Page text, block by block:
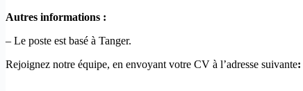
Autres informations :
– Le poste est basé à Tanger.
Rejoignez notre équipe, en envoyant votre CV à l’adresse suivante: